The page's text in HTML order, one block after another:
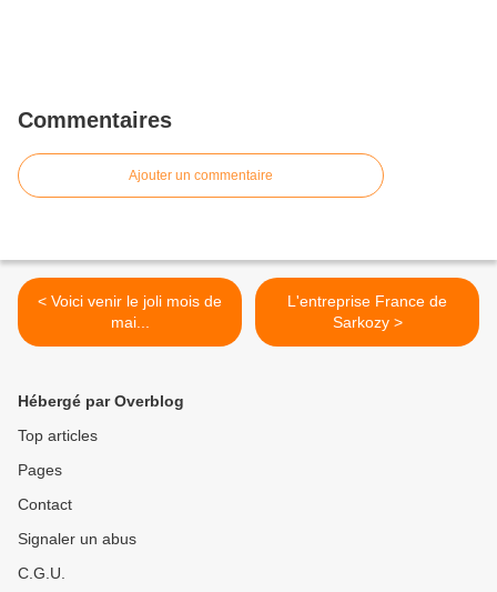
Commentaires
Ajouter un commentaire
< Voici venir le joli mois de
mai...
L'entreprise France de
Sarkozy >
Hébergé par Overblog
Top articles
Pages
Contact
Signaler un abus
C.G.U.